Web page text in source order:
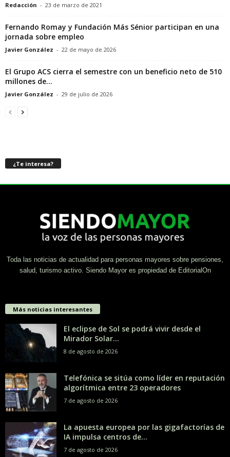
Redacción - 23 de marzo de 2021
Fernando Romay y Fundación Más Sénior participan en una
jornada sobre empleo
Javier González - 22 de mayo de 2026
El Grupo ACS cierra el semestre con un beneficio neto de 510
millones de...
Javier González - 29 de julio de 2026
¿Te interesa?
Toda las noticias de actualidad para personas mayores sobre pensiones,
salud, turismo activo. Siendo Mayor es propiedad de EditorialOn
Más noticias interesantes
El eclipse de Sol se podrá vivir desde el
Mirador Solar...
8 de agosto de 2026
Telefónica se sitúa como líder en reputación
algorítmica entre 23 operadores
7 de agosto de 2026
La apuesta europea por las gigafactorías de
IA impulsa centros de...
7 de agosto de 2026